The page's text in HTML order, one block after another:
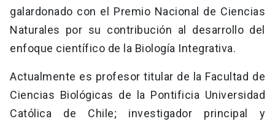
galardonado con el Premio Nacional de Ciencias
Naturales por su contribución al desarrollo del
enfoque científico de la Biología Integrativa.
Actualmente es profesor titular de la Facultad de
Ciencias Biológicas de la Pontificia Universidad
Católica de Chile; investigador principal y